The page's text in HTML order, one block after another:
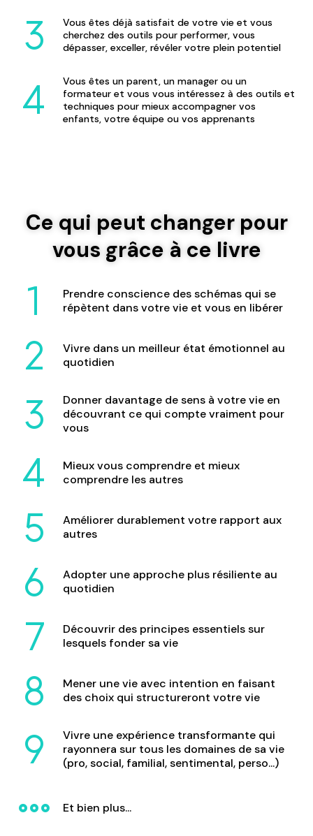
Vous êtes déjà satisfait de votre vie et vous
cherchez des outils pour performer, vous
dépasser, exceller, révéler votre plein potentiel
Vous êtes un parent, un manager ou un
formateur et vous vous intéressez à des outils et
techniques pour mieux accompagner vos
enfants, votre équipe ou vos apprenants
Ce qui peut changer pour
vous grâce à ce livre
Prendre conscience des schémas qui se
répètent dans votre vie et vous en libérer
Vivre dans un meilleur état émotionnel au
quotidien
Donner davantage de sens à votre vie en
découvrant ce qui compte vraiment pour
vous
Mieux vous comprendre et mieux
comprendre les autres
Améliorer durablement votre rapport aux
autres
Adopter une approche plus résiliente au
quotidien
Découvrir des principes essentiels sur
lesquels fonder sa vie
Mener une vie avec intention en faisant
des choix qui structureront votre vie
Vivre une expérience transformante qui
rayonnera sur tous les domaines de sa vie
(pro, social, familial, sentimental, perso...)
Et bien plus...